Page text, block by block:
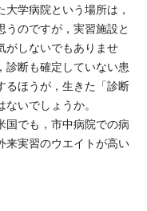
学病院という場所は，
うのですが，実習施設と
がしないでもありませ
診断も確定していない患
るほうが，生きた「診断
いでしょうか。
でも，市中病院での病
来実習のウエイトが高い